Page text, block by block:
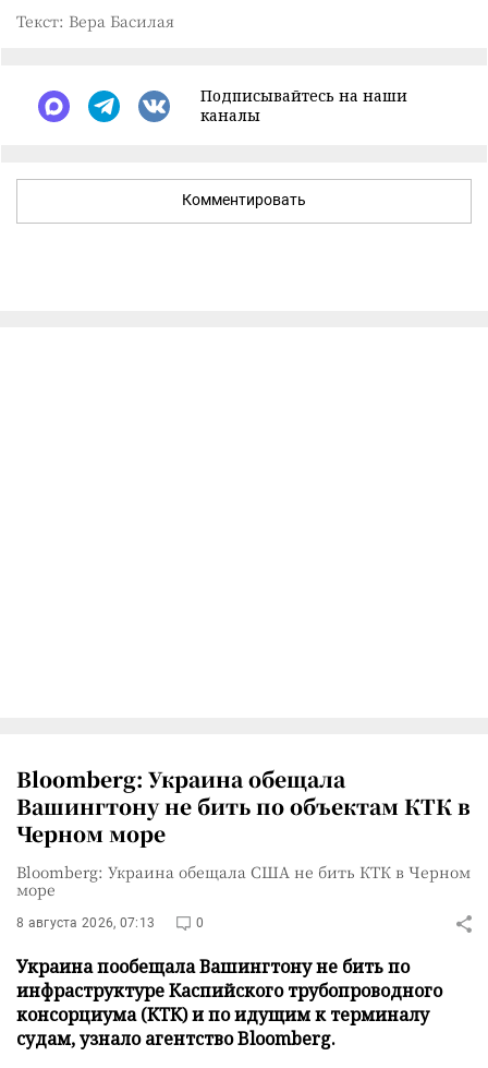
Текст: Вера Басилая
Подписывайтесь на наши
каналы
Комментировать
Bloomberg: Украина обещала
Вашингтону не бить по объектам КТК в
Черном море
Bloomberg: Украина обещала США не бить КТК в Черном
море
8 августа 2026, 07:13 0
Украина пообещала Вашингтону не бить по
инфраструктуре Каспийского трубопроводного
консорциума (КТК) и по идущим к терминалу
судам, узнало агентство Bloomberg.